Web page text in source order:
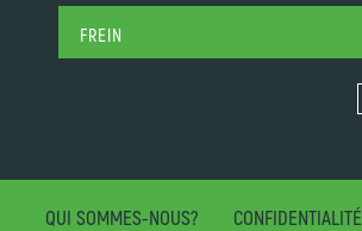
FREIN
QUI SOMMES-NOUS? CONFIDENTIALITÉ